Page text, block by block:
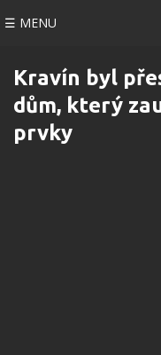
☰ MENU
Kravín byl
dům, který
prvky